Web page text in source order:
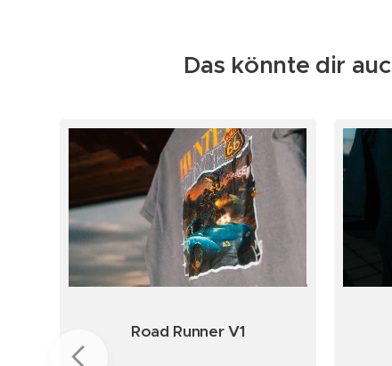
Das könnte dir
Road Runner V1